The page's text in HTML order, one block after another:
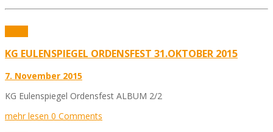
KG EULENSPIEGEL ORDENSFEST 31.OKTOBER 2015
7. November 2015
KG Eulenspiegel Ordensfest ALBUM 2/2
mehr lesen 0 Comments